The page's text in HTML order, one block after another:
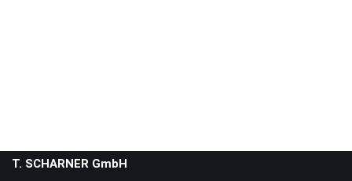
T. SCHARNER GmbH